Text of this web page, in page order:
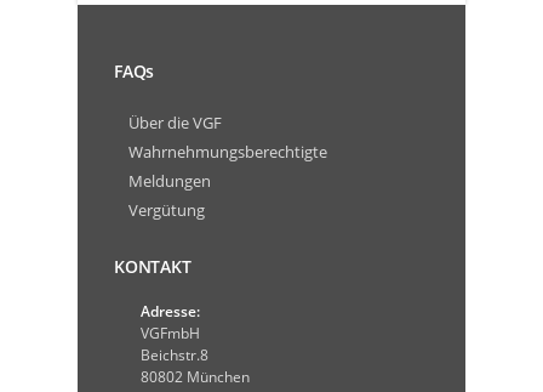
FAQs
Über die VGF
Wahrnehmungsberechtigte
Meldungen
Vergütung
KONTAKT
Adresse:
VGFmbH
Beichstr.8
80802 München